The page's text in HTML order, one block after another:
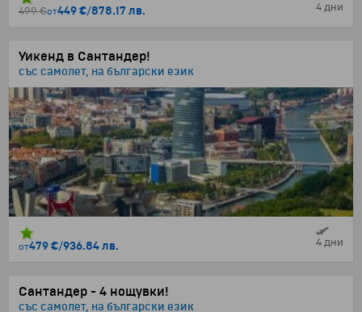
499 €от449 €/878.17 лв. 4 дни
Уикенд в Сантандер!
със самолет, на български език
от479 €/936.84 лв. 4 дни
Сантандер - 4 нощувки!
със самолет, на български език